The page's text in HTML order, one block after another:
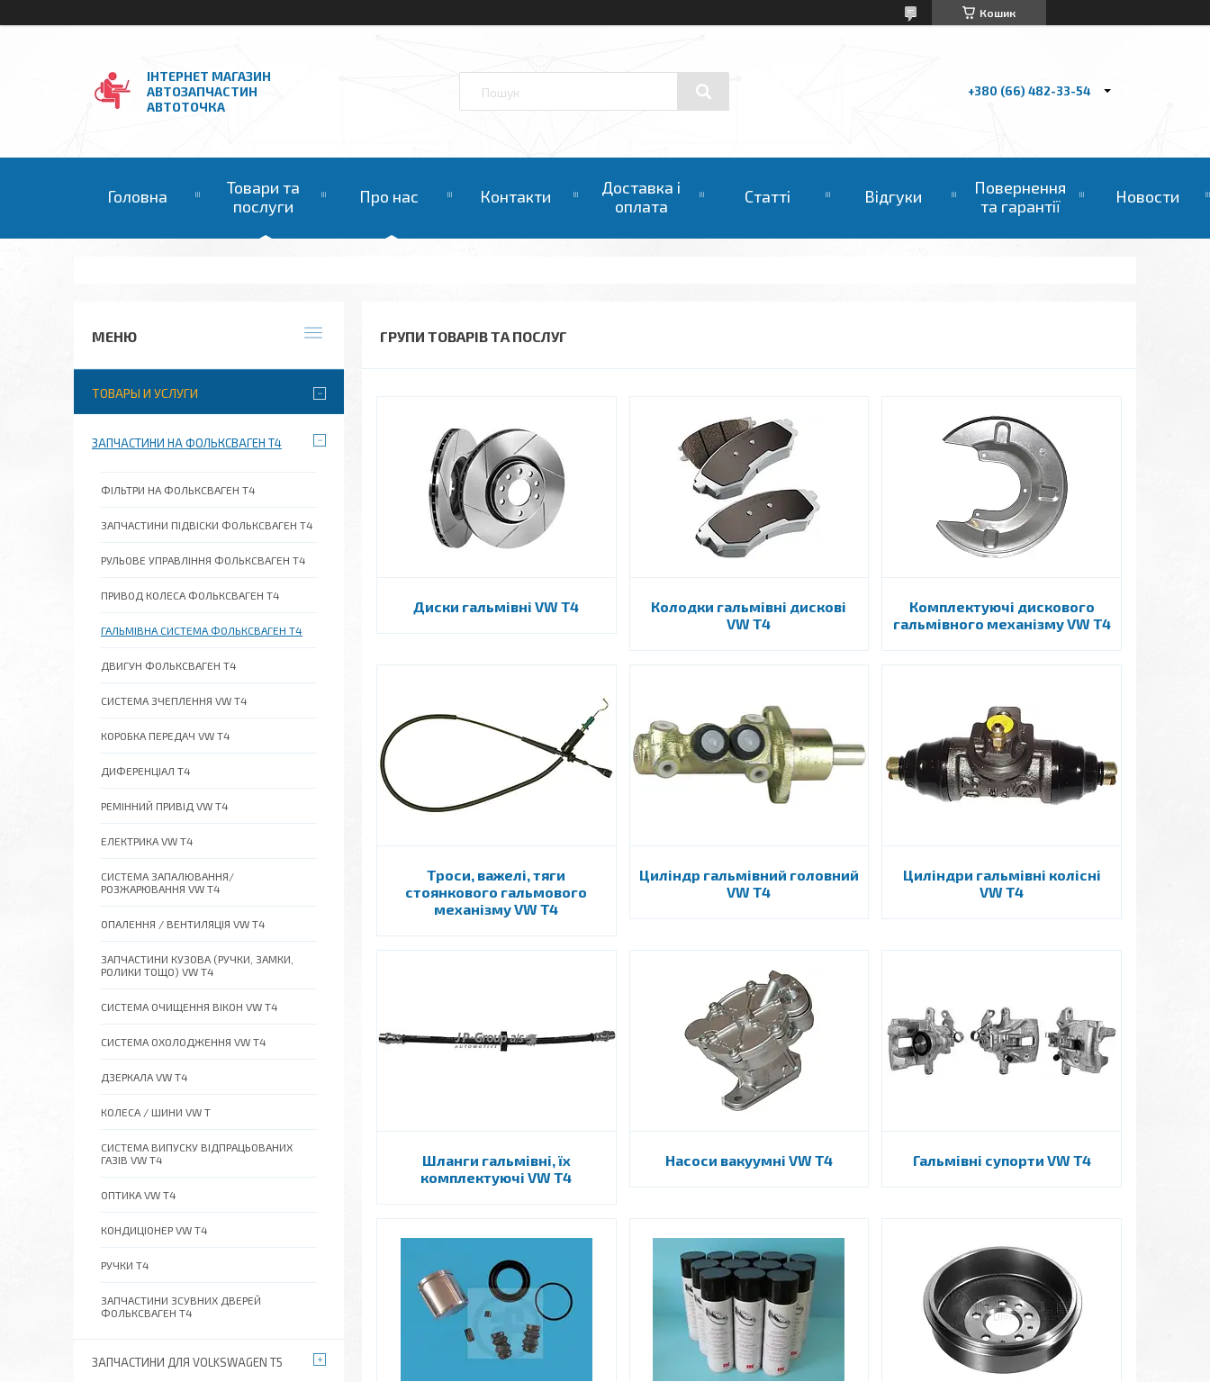
Кошик
ІНТЕРНЕТ МАГАЗИН
АВТОЗАПЧАСТИН
АВТОТОЧКА
+380 (66) 482-33-54
Головна
Товари та
послуги
Про нас Контакти
Доставка і
оплата
Статті Відгуки
Повернення
та гарантії
Новости
ГРУПИ ТОВАРІВ ТА ПОСЛУГ
Диски гальмівні VW T4
Колодки гальмівні дискові
VW T4
Комплектуючі дискового
гальмівного механізму VW T4
Троси, важелі, тяги
стоянкового гальмового
механізму VW T4
Циліндр гальмівний головний
VW T4
Циліндри гальмівні колісні
VW T4
Шланги гальмівні, їх
комплектуючі VW T4
Насоси вакуумні VW T4 Гальмівні супорти VW T4
ТОВАРЫ И УСЛУГИ
ЗАПЧАСТИНИ НА ФОЛЬКСВАГЕН Т4
ФІЛЬТРИ НА ФОЛЬКСВАГЕН Т4
ЗАПЧАСТИНИ ПІДВІСКИ ФОЛЬКСВАГЕН Т4
РУЛЬОВЕ УПРАВЛІННЯ ФОЛЬКСВАГЕН Т4
ПРИВОД КОЛЕСА ФОЛЬКСВАГЕН Т4
ГАЛЬМІВНА СИСТЕМА ФОЛЬКСВАГЕН Т4
ДВИГУН ФОЛЬКСВАГЕН Т4
СИСТЕМА ЗЧЕПЛЕННЯ VW T4
КОРОБКА ПЕРЕДАЧ VW T4
ДИФЕРЕНЦІАЛ Т4
РЕМІННИЙ ПРИВІД VW T4
ЕЛЕКТРИКА VW T4
СИСТЕМА ЗАПАЛЮВАННЯ/
РОЗЖАРЮВАННЯ VW T4
ОПАЛЕННЯ / ВЕНТИЛЯЦІЯ VW T4
ЗАПЧАСТИНИ КУЗОВА (РУЧКИ, ЗАМКИ,
РОЛИКИ ТОЩО) VW T4
СИСТЕМА ОЧИЩЕННЯ ВІКОН VW T4
СИСТЕМА ОХОЛОДЖЕННЯ VW T4
ДЗЕРКАЛА VW T4
КОЛЕСА / ШИНИ VW T
СИСТЕМА ВИПУСКУ ВІДПРАЦЬОВАНИХ
ГАЗІВ VW T4
ОПТИКА VW T4
КОНДИЦІОНЕР VW T4
РУЧКИ Т4
ЗАПЧАСТИНИ ЗСУВНИХ ДВЕРЕЙ
ФОЛЬКСВАГЕН Т4
ЗАПЧАСТИНИ ДЛЯ VOLKSWAGEN T5